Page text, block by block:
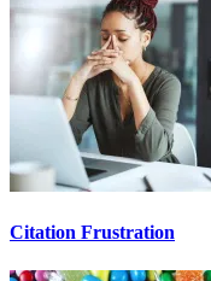
Citation Frustration